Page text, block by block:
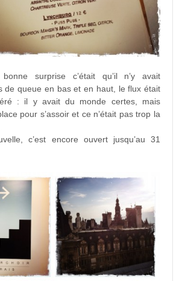
surprise c’était qu’il n’y avait
de queue en bas et en haut, le flux était
: il y avait du monde certes, mais
pour s’assoir et ce n’était pas trop la
c’est encore ouvert jusqu’au 31